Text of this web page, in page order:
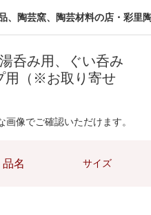
、陶芸窯、陶芸材料の店・彩里
呑み用、ぐい呑み
用（※お取り寄せ
像でご確認いただけます。
品名 サイズ